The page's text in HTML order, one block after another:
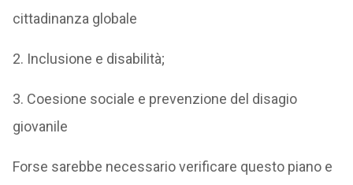
cittadinanza globale
2. Inclusione e disabilità;
3. Coesione sociale e prevenzione del disagio
giovanile
Forse sarebbe necessario verificare questo piano e